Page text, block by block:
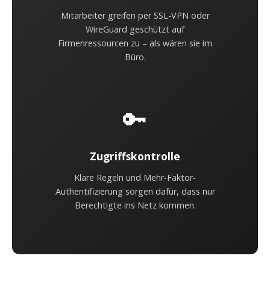
Mitarbeiter greifen per SSL-VPN oder
WireGuard geschützt auf
Firmenressourcen zu – als wären sie im
Büro.
🔑
Zugriffskontrolle
Klare Regeln und Mehr-Faktor-
Authentifizierung sorgen dafür, dass nur
Berechtigte ins Netz kommen.